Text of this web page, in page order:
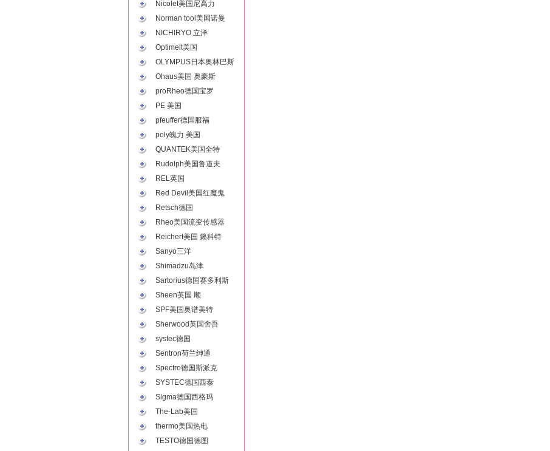
Nicolet美国尼高力
Norman tool美国诺曼
NICHIRYO 立洋
Optimelt美国
OLYMPUS日本奥林巴斯
Ohaus美国 奥豪斯
proRheo德国宝罗
PE 美国
pfeuffer德国服福
poly魄力 美国
QUANTEK美国全特
Rudolph美国鲁道夫
REL英国
Red Devil美国红魔鬼
Retsch德国
Rheo美国流变传感器
Reichert美国 籁科特
Sanyo三洋
Shimadzu岛津
Sartorius德国赛多利斯
Sheen英国 顺
SPF美国奥谱美特
Sherwood英国舍吾
systec德国
Sentron荷兰绅通
Spectro德国斯派克
SYSTEC德国西泰
Sigma德国西格玛
The-Lab美国
thermo美国热电
TESTO德国德图